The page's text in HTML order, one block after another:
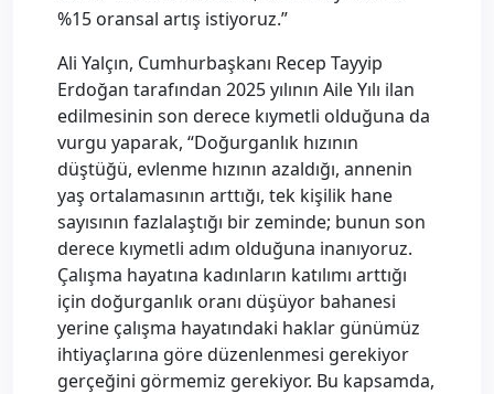
%15 oransal artış istiyoruz.”
Ali Yalçın, Cumhurbaşkanı Recep Tayyip
Erdoğan tarafından 2025 yılının Aile Yılı ilan
edilmesinin son derece kıymetli olduğuna da
vurgu yaparak, “Doğurganlık hızının
düştüğü, evlenme hızının azaldığı, annenin
yaş ortalamasının arttığı, tek kişilik hane
sayısının fazlalaştığı bir zeminde; bunun son
derece kıymetli adım olduğuna inanıyoruz.
Çalışma hayatına kadınların katılımı arttığı
için doğurganlık oranı düşüyor bahanesi
yerine çalışma hayatındaki haklar günümüz
ihtiyaçlarına göre düzenlenmesi gerekiyor
gerçeğini görmemiz gerekiyor. Bu kapsamda,